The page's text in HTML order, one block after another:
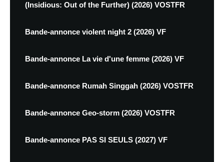
(Insidious: Out of the Further) (2026) VOSTFR
Bande-annonce violent night 2 (2026) VF
Bande-annonce La vie d'une femme (2026) VF
Bande-annonce Rumah Singgah (2026) VOSTFR
Bande-annonce Geo-storm (2026) VOSTFR
Bande-annonce PAS SI SEULS (2027) VF